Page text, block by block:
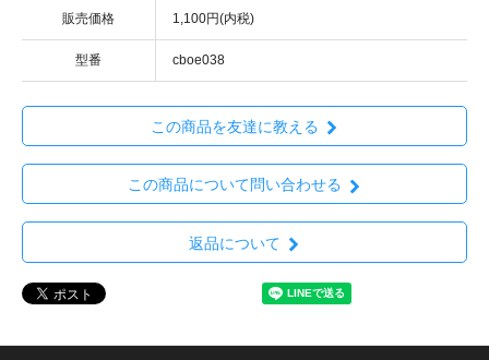
販売価格 1,100円(内税)
型番 cboe038
この商品を友達に教える
この商品について問い合わせる
返品について